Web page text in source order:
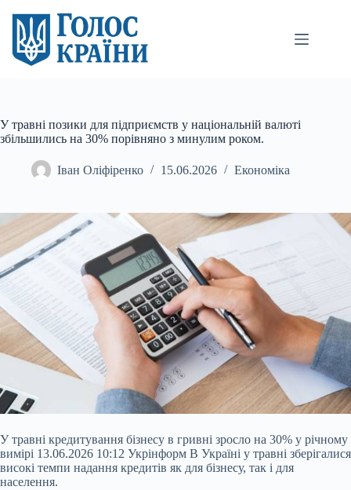
вмісту
У травні позики для підприємств у національній валюті
збільшились на 30% порівняно з минулим роком.
Іван Оліфіренко 15.06.2026 Економіка
У травні кредитування бізнесу в гривні зросло на 30% у річному
вимірі 13.06.2026 10:12 Укрінформ В Україні у травні зберігалися
високі темпи надання кредитів як для бізнесу, так і для
населення.